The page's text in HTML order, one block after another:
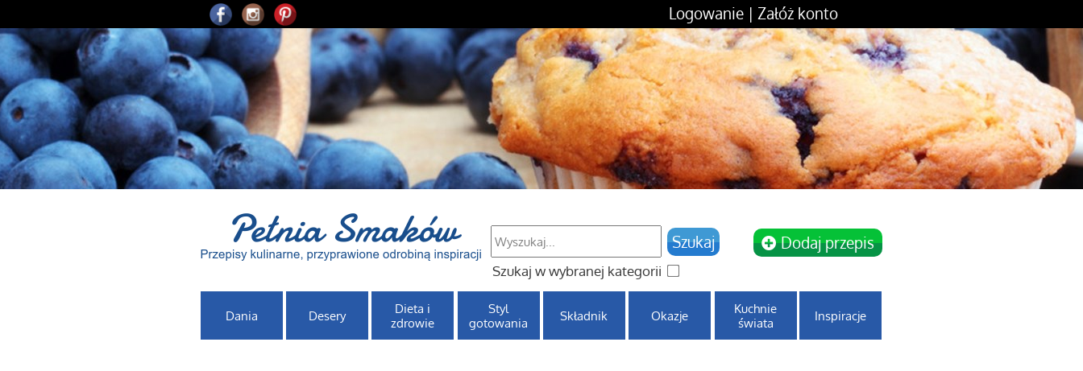
Logowanie | Załóż konto
Szukaj w wybranej kategorii
Dodaj przepis
Dania Desery
Dieta i
zdrowie
Styl
gotowania
Składnik Okazje
Kuchnie
świata
Inspiracje